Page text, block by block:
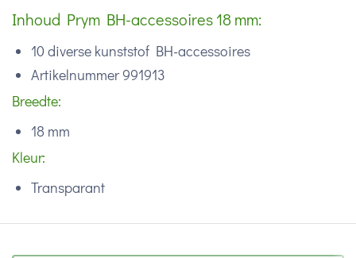
Inhoud Prym BH-accessoires 18 mm:
10 diverse kunststof BH-accessoires
Artikelnummer 991913
Breedte:
18 mm
Kleur:
Transparant